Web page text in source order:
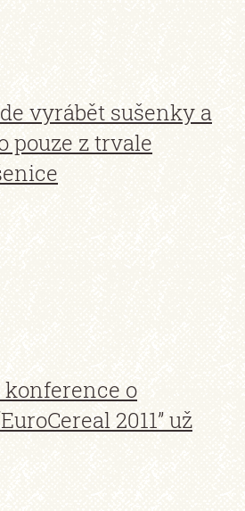
vyrábět sušenky a
pouze z trvale
o
2011” už